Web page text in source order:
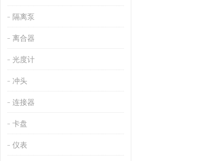
隔离泵
离合器
光度计
冲头
连接器
卡盘
仪表